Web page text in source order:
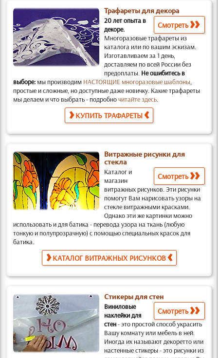
Трафареты для декора
Смотреть
20 лет опыта в
декоре.
Многоразовые трафареты из
каталога или по вашим эскизам.
Изготавливаем за 1 день,
доставляем по всей России без
предоплаты. Не ошибитесь в
выборе: мы производим НАСТОЯЩИЕ многоразовые шаблоны,
простые и слож­ные, но доступные даже новичку. Какие трафареты
мы делаем и что выбрать - подробночитайте здесь.
КУПИТЬ ТРАФАРЕТЫ
Витражные рисунки для
стекла
Смотреть
Каталог и
магазин
витражных рисунков.Эти рисунки
помогут Вам нарисовать узоры на
стекле витражными красками.
Однако эти же картинки можно
использовать и для батика- перевода узора на ткань (любую
тонкую и полупрозрачную) с помощью специальных красок для
батика.
КАТАЛОГ ВИТРАЖНЫХ РИСУНКОВ
Стикеры для стен
Смотреть
Виниловые
наклейки для
стен-это простой способ украсить
Вашу комнату или мебель в ней.
Иногда их называют декоретто или
настенные стикеры -это рисунки из